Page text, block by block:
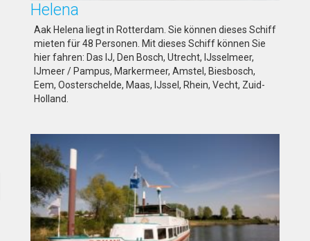
Helena
Aak Helena liegt in Rotterdam. Sie können dieses Schiff
mieten für 48 Personen. Mit dieses Schiff können Sie
hier fahren: Das IJ, Den Bosch, Utrecht, IJsselmeer,
IJmeer / Pampus, Markermeer, Amstel, Biesbosch,
Eem, Oosterschelde, Maas, IJssel, Rhein, Vecht, Zuid-
Holland.